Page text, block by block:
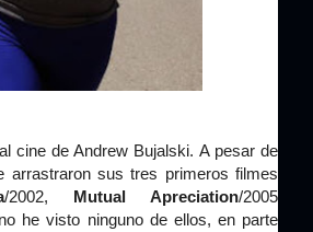
cine de Andrew Bujalski. A pesar de
arrastraron sus tres primeros filmes
/2002, Mutual Apreciation/2005
he visto ninguno de ellos, en parte